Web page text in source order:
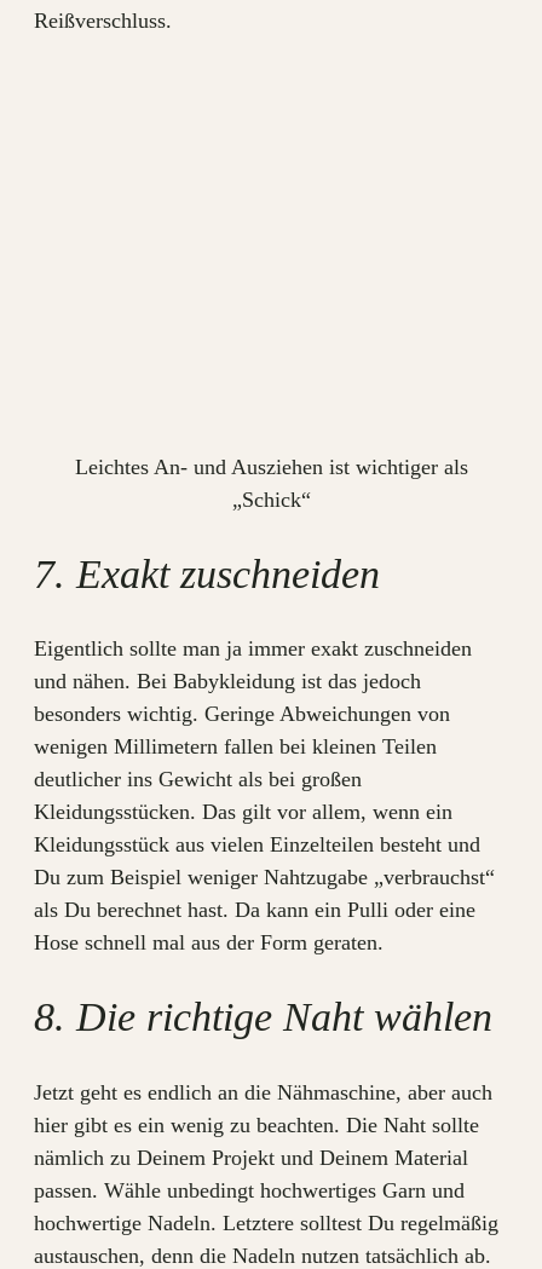
Reißverschluss.
Leichtes An- und Ausziehen ist wichtiger als
„Schick“
7. Exakt zuschneiden
Eigentlich sollte man ja immer exakt zuschneiden
und nähen. Bei Babykleidung ist das jedoch
besonders wichtig. Geringe Abweichungen von
wenigen Millimetern fallen bei kleinen Teilen
deutlicher ins Gewicht als bei großen
Kleidungsstücken. Das gilt vor allem, wenn ein
Kleidungsstück aus vielen Einzelteilen besteht und
Du zum Beispiel weniger Nahtzugabe „verbrauchst“
als Du berechnet hast. Da kann ein Pulli oder eine
Hose schnell mal aus der Form geraten.
8. Die richtige Naht wählen
Jetzt geht es endlich an die Nähmaschine, aber auch
hier gibt es ein wenig zu beachten. Die Naht sollte
nämlich zu Deinem Projekt und Deinem Material
passen. Wähle unbedingt hochwertiges Garn und
hochwertige Nadeln. Letztere solltest Du regelmäßig
austauschen, denn die Nadeln nutzen tatsächlich ab.